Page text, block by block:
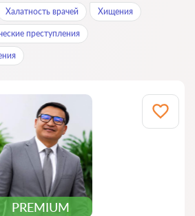
Халатность врачей Хищения
преступления
PREMIUM